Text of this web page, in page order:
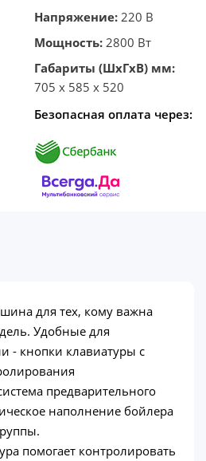
Напряжение: 220 В
Мощность: 2800 Вт
Габариты (ШхГхВ) мм:
705 x 585 x 520
Безопасная оплата через:
для тех, кому важна
Удобные для
- кнопки клавиатуры с
предварительного
наполнение бойлера
помогает контролировать